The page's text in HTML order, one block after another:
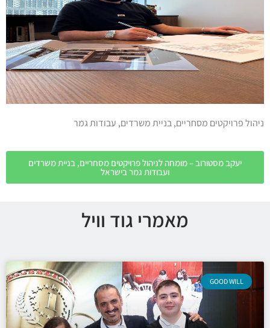
ניהול פרויקטים מסחריים, בניית משרדים, עבודות גמר
יעקב מסטורוב – מומחה לניהול פרויקטים מסחריים, בניית משרדים
ועבודות גמר בישראל
מאמרי גוד וויל
GOOD WILL